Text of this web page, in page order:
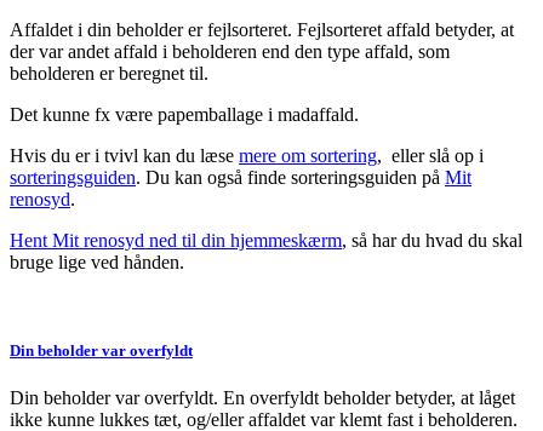
Affaldet i din beholder er fejlsorteret. Fejlsorteret affald betyder, at
der var andet affald i beholderen end den type affald, som
beholderen er beregnet til.
Det kunne fx være papemballage i madaffald.
Hvis du er i tvivl kan du læse mere om sortering, eller slå op i
sorteringsguiden. Du kan også finde sorteringsguiden på Mit
renosyd.
Hent Mit renosyd ned til din hjemmeskærm, så har du hvad du skal
bruge lige ved hånden.
Din beholder var overfyldt
Din beholder var overfyldt. En overfyldt beholder betyder, at låget
ikke kunne lukkes tæt, og/eller affaldet var klemt fast i beholderen.